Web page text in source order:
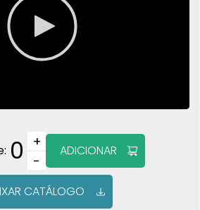
0
+
−
ADICIONAR
CATÁLOGO